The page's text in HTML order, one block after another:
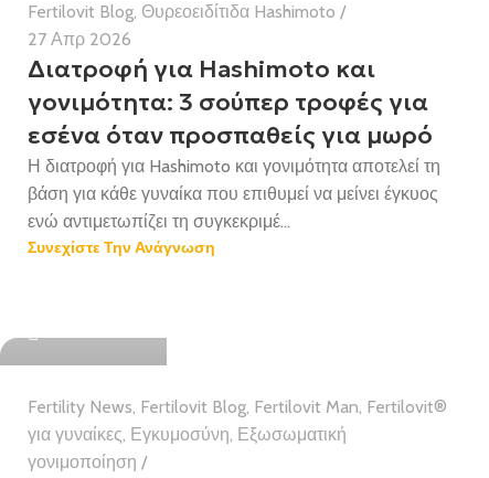
Fertilovit Blog, Θυρεοειδίτιδα Hashimoto
27 Απρ 2026
Διατροφή για Hashimoto και
γονιμότητα: 3 σούπερ τροφές για
εσένα όταν προσπαθείς για μωρό
Η διατροφή για Hashimoto και γονιμότητα αποτελεί τη
βάση για κάθε γυναίκα που επιθυμεί να μείνει έγκυος
ενώ αντιμετωπίζει τη συγκεκριμέ...
Συνεχίστε Την Ανάγνωση
Fertility News, Fertilovit Blog, Fertilovit Man, Fertilovit®
για γυναίκες, Εγκυμοσύνη, Εξωσωματική
γονιμοποίηση